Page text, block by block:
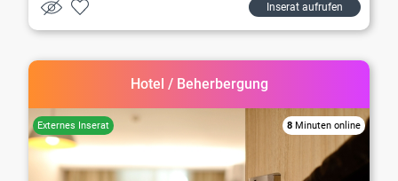
Inserat aufrufen
Hotel / Beherbergung
8 Minuten online